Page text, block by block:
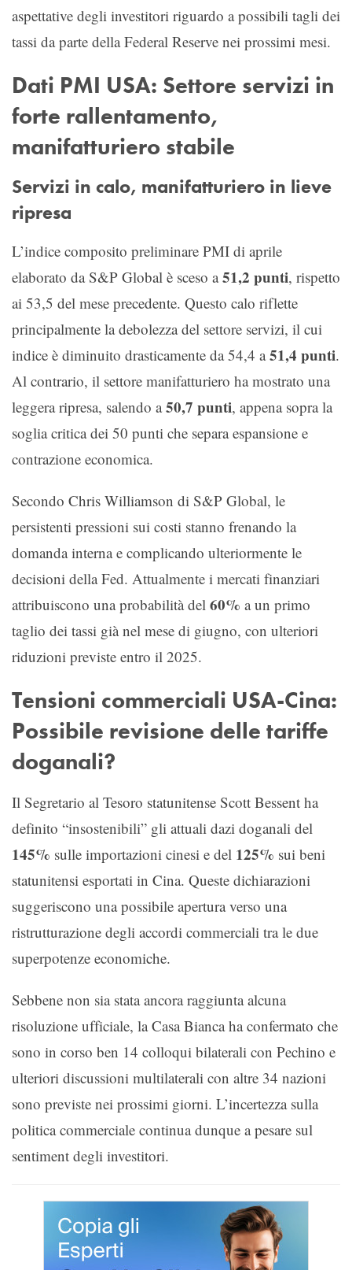
aspettative degli investitori riguardo a possibili tagli dei
tassi da parte della Federal Reserve nei prossimi mesi.
Dati PMI USA: Settore servizi in
forte rallentamento,
manifatturiero stabile
Servizi in calo, manifatturiero in lieve
ripresa
L’indice composito preliminare PMI di aprile
elaborato da S&P Global è sceso a51,2 punti, rispetto
ai 53,5 del mese precedente. Questo calo riflette
principalmente la debolezza del settore servizi, il cui
indice è diminuito drasticamente da 54,4 a51,4 punti.
Al contrario, il settore manifatturiero ha mostrato una
leggera ripresa, salendo a50,7 punti, appena sopra la
soglia critica dei 50 punti che separa espansione e
contrazione economica.
Secondo Chris Williamson di S&P Global, le
persistenti pressioni sui costi stanno frenando la
domanda interna e complicando ulteriormente le
decisioni della Fed. Attualmente i mercati finanziari
attribuiscono una probabilità del 60% a un primo
taglio dei tassi già nel mese di giugno, con ulteriori
riduzioni previste entro il 2025.
Tensioni commerciali USA-Cina:
Possibile revisione delle tariffe
doganali?
Il Segretario al Tesoro statunitense Scott Bessent ha
definito “insostenibili” gli attuali dazi doganali del
145% sulle importazioni cinesi e del 125% sui beni
statunitensi esportati in Cina. Queste dichiarazioni
suggeriscono una possibile apertura verso una
ristrutturazione degli accordi commerciali tra le due
superpotenze economiche.
Sebbene non sia stata ancora raggiunta alcuna
risoluzione ufficiale, la Casa Bianca ha confermato che
sono in corso ben 14 colloqui bilaterali con Pechino e
ulteriori discussioni multilaterali con altre 34 nazioni
sono previste nei prossimi giorni. L’incertezza sulla
politica commerciale continua dunque a pesare sul
sentiment degli investitori.